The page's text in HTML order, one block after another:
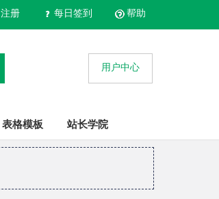
帮助
每日签到
注册
用户中心
表格模板
站长学院